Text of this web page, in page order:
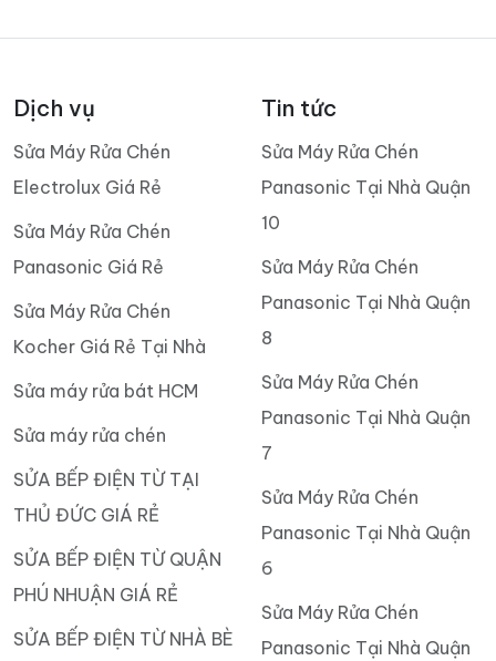
Dịch vụ
Sửa Máy Rửa Chén
Electrolux Giá Rẻ
Sửa Máy Rửa Chén
Panasonic Giá Rẻ
Sửa Máy Rửa Chén
Kocher Giá Rẻ Tại Nhà
Sửa máy rửa bát HCM
Sửa máy rửa chén
SỬA BẾP ĐIỆN TỪ TẠI
THỦ ĐỨC GIÁ RẺ
SỬA BẾP ĐIỆN TỪ QUẬN
PHÚ NHUẬN GIÁ RẺ
SỬA BẾP ĐIỆN TỪ NHÀ BÈ
Tin tức
Sửa Máy Rửa Chén
Panasonic Tại Nhà Quận
10
Sửa Máy Rửa Chén
Panasonic Tại Nhà Quận
8
Sửa Máy Rửa Chén
Panasonic Tại Nhà Quận
7
Sửa Máy Rửa Chén
Panasonic Tại Nhà Quận
6
Sửa Máy Rửa Chén
Panasonic Tại Nhà Quận